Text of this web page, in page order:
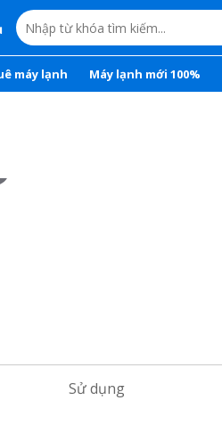
máy lạnh Máy lạnh mới 100%
Sử dụng